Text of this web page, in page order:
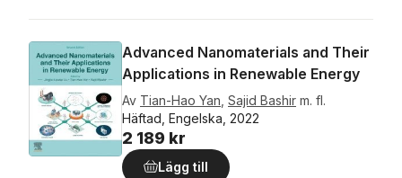
Advanced Nanomaterials and Their
Applications in Renewable Energy
Av Tian-Hao Yan Sajid Bashir m. fl.
Häftad, Engelska, 2022
2 189 kr
Lägg till